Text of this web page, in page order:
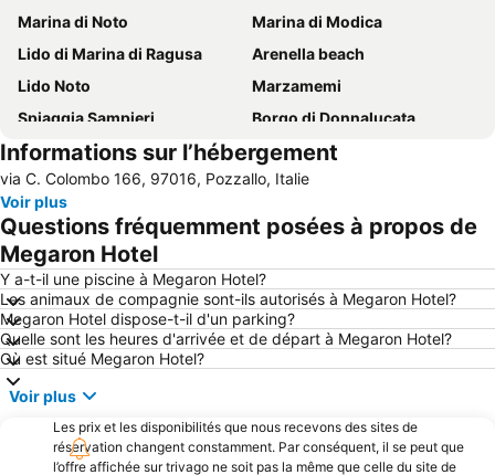
Marina di Noto
Marina di Modica
Lido di Marina di Ragusa
Arenella beach
Lido Noto
Marzamemi
Spiaggia Sampieri
Borgo di Donnalucata
Ile de Correnti
Spiaggia di San Lorenzo
Giardino Ibleo
Lido Noto
Lido Avola
Playa Grande
Donnafugata
Late Baroque Towns of the Val di Noto
Lago di Santa Rosalia
Punta Secca
Punta Braccetto
Scoglitti
Santa Maria del Focallo
La cava di Ispica
Réserve naturelle de Vendicari
Porto Turistico di Marina di Ragusa
Spiaggia Ognina
Informations sur l’hébergement
via C. Colombo 166, 97016, Pozzallo, Italie
Voir plus
Questions fréquemment posées à propos de
Megaron Hotel
Y a-t-il une piscine à Megaron Hotel?
Les animaux de compagnie sont-ils autorisés à Megaron Hotel?
Megaron Hotel dispose-t-il d'un parking?
Quelle sont les heures d'arrivée et de départ à Megaron Hotel?
Où est situé Megaron Hotel?
Voir plus
Les prix et les disponibilités que nous recevons des sites de
réservation changent constamment. Par conséquent, il se peut que
l’offre affichée sur trivago ne soit pas la même que celle du site de